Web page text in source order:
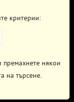
критерии:
премахнете някои
на търсене.